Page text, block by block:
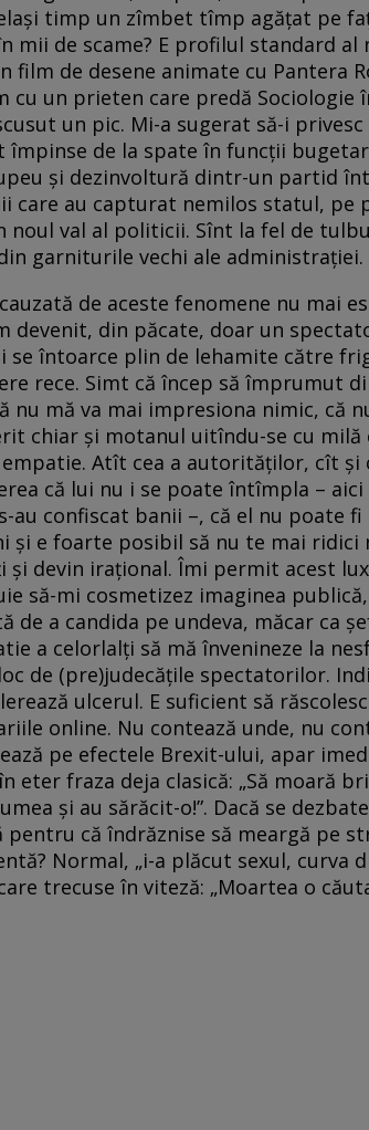
timp un zîmbet tîmp agățat pe
mii de scame? E profilul standard
film de desene animate cu Pantera
cu un prieten care predă
un pic. Mi-a sugerat să-i
împinse de la spate în funcții
și dezinvoltură dintr-un partid
care au capturat nemilos statul,
noul val al politicii. Sînt la fel de
garniturile vechi ale administrației.
de aceste fenomene nu mai
devenit, din păcate, doar un
se întoarce plin de lehamite către
rece. Simt că încep să împrumut
nu mă va mai impresiona nimic, că
chiar și motanul uitîndu-se cu
Atît cea a autorităților, cît și
că lui nu i se poate întîmpla –
au confiscat banii –, că el nu poate
și e foarte posibil să nu te mai ridici
și devin irațional. Îmi permit acest
să-mi cosmetizez imaginea
de a candida pe undeva, măcar ca
a celorlalți să mă învenineze la
de (pre)judecățile spectatorilor.
ulcerul. E suficient să
online. Nu contează unde, nu
pe efectele Brexit-ului, apar
eter fraza deja clasică: „Să moară
și au sărăcit-o!”. Dacă se
pentru că îndrăznise să meargă pe
Normal, „i-a plăcut sexul, curva
trecuse în viteză: „Moartea o